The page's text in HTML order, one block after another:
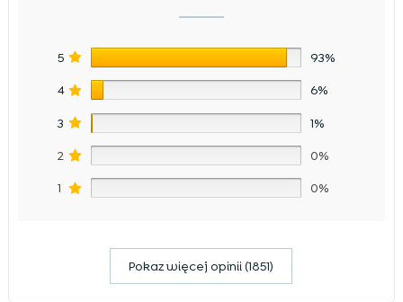
5 93%
4 6%
3 1%
2 0%
1 0%
Pokaz więcej opinii (1851)